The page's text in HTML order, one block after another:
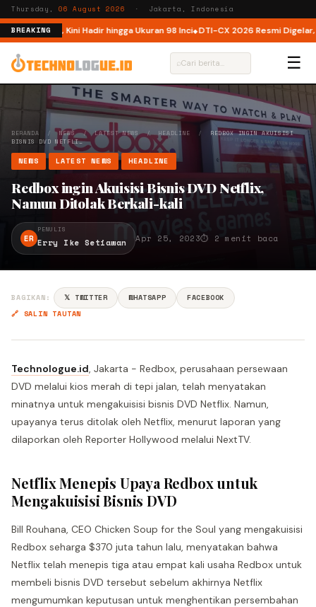
Thursday,06 August 2026 · Jakarta, Indonesia
BREAKING
Indonesia, Kini Hadir hingga Ukuran 98 Inci DTI-CX 2026 Resmi Digelar,
⌕ ☰
BERANDA /NEWS/LATEST NEWS/ HEADLINE / REDBOX INGIN AKUISISI
BISNIS DVD NETFLI…
NEWS LATEST NEWS HEADLINE
Redbox ingin Akuisisi Bisnis DVD Netflix,
Namun Ditolak Berkali-kali
ER
PENULIS
Erry Ike Setiawan Apr 25, 2023⏱ 2 menit baca
BAGIKAN: 𝕏 TWITTER WHATSAPP
FACEBOOK
🔗 SALIN TAUTAN
Technologue.id, Jakarta - Redbox, perusahaan persewaan
DVD melalui kios merah di tepi jalan, telah menyatakan
minatnya untuk mengakuisisi bisnis DVD Netflix. Namun,
upayanya terus ditolak oleh Netflix, menurut laporan yang
dilaporkan oleh Reporter Hollywood melalui NextTV.
Netflix Menepis Upaya Redbox untuk
Mengakuisisi Bisnis DVD
Bill Rouhana, CEO Chicken Soup for the Soul yang mengakuisisi
Redbox seharga $370 juta tahun lalu, menyatakan bahwa
Netflix telah menepis tiga atau empat kali usaha Redbox untuk
membeli bisnis DVD tersebut sebelum akhirnya Netflix
mengumumkan keputusan untuk menghentikan persembahan